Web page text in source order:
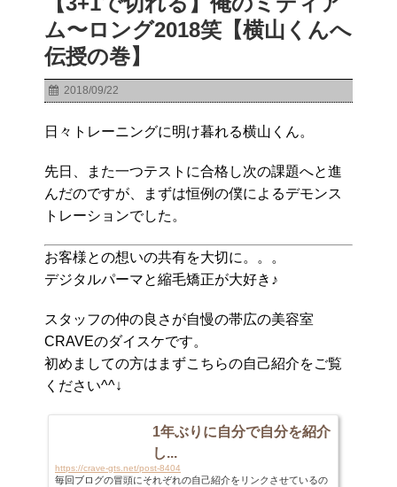
ム〜ロング2018笑【横山くんへ
伝授の巻】
2018/09/22
日々トレーニングに明け暮れる横山くん。
先日、また一つテストに合格し次の課題へと進
んだのですが、まずは恒例の僕によるデモンス
トレーションでした。
お客様との想いの共有を大切に。。。
デジタルパーマと縮毛矯正が大好き♪
スタッフの仲の良さが自慢の帯広の美容室
CRAVEのダイスケです。
初めましての方はまずこちらの自己紹介をご覧
ください^^↓
1年ぶりに自分で自分を紹介
し...
https://crave-gts.net/post-8404
毎回ブログの冒頭にそれぞれの自己紹介をリンクさせているの